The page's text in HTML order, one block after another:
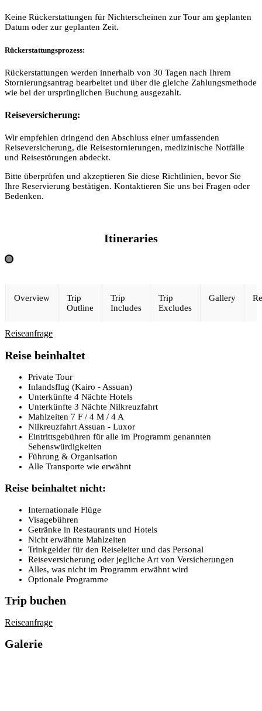
Keine Rückerstattungen für Nichterscheinen zur Tour am geplanten
Datum oder zur geplanten Zeit.
Rückerstattungsprozess:
Rückerstattungen werden innerhalb von 30 Tagen nach Ihrem
Stornierungsantrag bearbeitet und über die gleiche Zahlungsmethode
wie bei der ursprünglichen Buchung ausgezahlt.
Reiseversicherung:
Wir empfehlen dringend den Abschluss einer umfassenden
Reiseversicherung, die Reisestornierungen, medizinische Notfälle
und Reisestörungen abdeckt.
Bitte überprüfen und akzeptieren Sie diese Richtlinien, bevor Sie
Ihre Reservierung bestätigen. Kontaktieren Sie uns bei Fragen oder
Bedenken.
Itineraries
Overview
Trip
Outline
Trip
Includes
Trip
Excludes
Gallery
Reiseanfrage
Reise beinhaltet
Private Tour
Inlandsflug (Kairo - Assuan)
Unterkünfte 4 Nächte Hotels
Unterkünfte 3 Nächte Nilkreuzfahrt
Mahlzeiten 7 F / 4 M / 4 A
Nilkreuzfahrt Assuan - Luxor
Eintrittsgebühren für alle im Programm genannten
Sehenswürdigkeiten
Führung & Organisation
Alle Transporte wie erwähnt
Reise beinhaltet nicht:
Internationale Flüge
Visagebühren
Getränke in Restaurants und Hotels
Nicht erwähnte Mahlzeiten
Trinkgelder für den Reiseleiter und das Personal
Reiseversicherung oder jegliche Art von Versicherungen
Alles, was nicht im Programm erwähnt wird
Optionale Programme
Trip buchen
Reiseanfrage
Galerie